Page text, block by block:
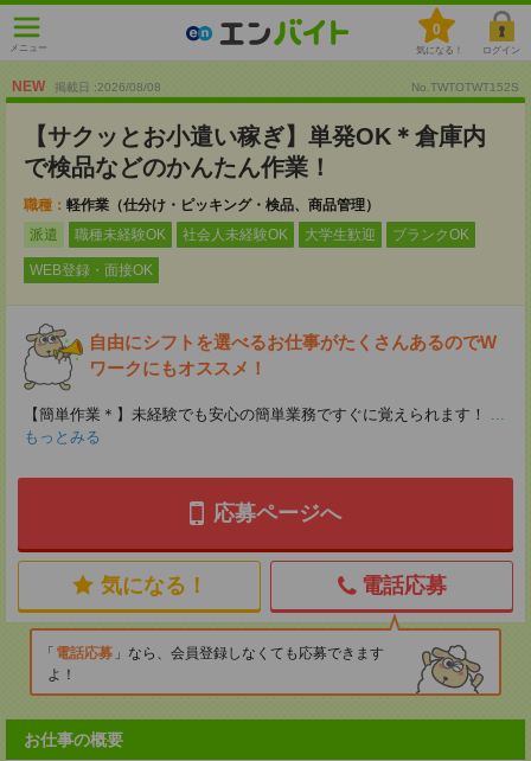
メニュー
0
気になる！ ログイン
NEW 掲載日 :2026/08/08 No.TWTOTWT152S
【サクッとお小遣い稼ぎ】単発OK＊倉庫内
で検品などのかんたん作業！
職種： 軽作業（仕分け・ピッキング・検品、商品管理）
派遣
職種未経験OK 社会人未経験OK 大学生歓迎 ブランクOK
WEB登録・面接OK
自由にシフトを選べるお仕事がたくさんあるのでW
ワークにもオススメ！
【簡単作業＊】未経験でも安心の簡単業務ですぐに覚えられます！
...
もっとみる
応募ページへ
気になる！ 電話応募
電話応募
なら、会員登録しなくても応募できます
よ！
お仕事の概要